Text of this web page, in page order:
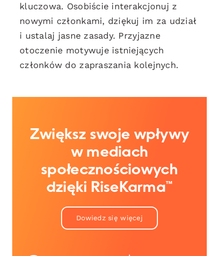
kluczowa. Osobiście interakcjonuj z
nowymi członkami, dziękuj im za udział
i ustalaj jasne zasady. Przyjazne
otoczenie motywuje istniejących
członków do zapraszania kolejnych.
Zwiększ swoje wpływy
w mediach
społecznościowych
dzięki RiseKarma™
Dowiedz się więcej